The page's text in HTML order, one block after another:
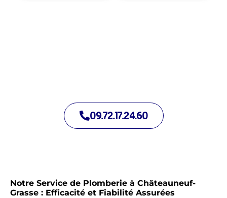
09.72.17.24.60
Notre Service de Plomberie à Châteauneuf-
Grasse : Efficacité et Fiabilité Assurées